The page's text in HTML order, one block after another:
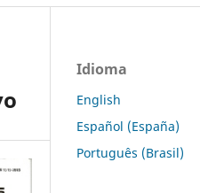
Idioma
English
Español (España)
Português (Brasil)